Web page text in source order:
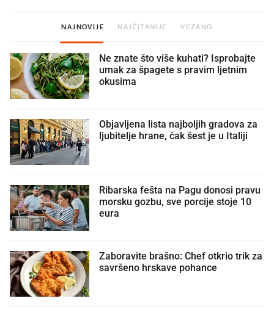
NAJNOVIJE NAJČITANIJE VEZANO
Ne znate što više kuhati? Isprobajte
umak za špagete s pravim ljetnim
okusima
Objavljena lista najboljih gradova za
ljubitelje hrane, čak šest je u Italiji
Ribarska fešta na Pagu donosi pravu
morsku gozbu, sve porcije stoje 10
eura
Zaboravite brašno: Chef otkrio trik za
savršeno hrskave pohance